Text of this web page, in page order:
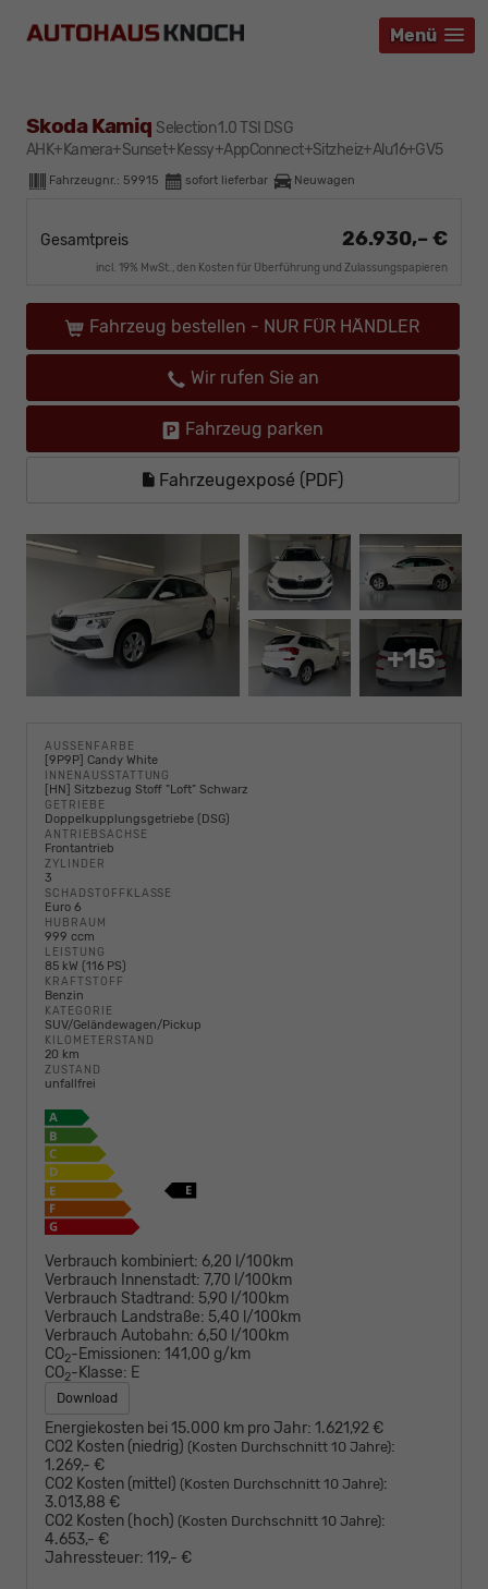
Menü
Menü
Menü
Skoda Kamiq Selection 1.0 TSI DSG
AHK+Kamera+Sunset+Kessy+AppConnect+Sitzheiz+Alu16+GV5
Fahrzeugnr.: 59915 sofort lieferbar Neuwagen
Gesamtpreis 26.930,– €
incl. 19% MwSt., den Kosten für Überführung und Zulassungspapieren
Fahrzeug bestellen - NUR FÜR HÄNDLER
Wir rufen Sie an
Fahrzeug parken
Fahrzeugexposé (PDF)
+15
AUSSENFARBE
[9P9P] Candy White
INNENAUSSTATTUNG
[HN] Sitzbezug Stoff "Loft" Schwarz
GETRIEBE
Doppelkupplungsgetriebe (DSG)
ANTRIEBSACHSE
Frontantrieb
ZYLINDER
3
SCHADSTOFFKLASSE
Euro 6
HUBRAUM
999 ccm
LEISTUNG
85 kW (116 PS)
KRAFTSTOFF
Benzin
KATEGORIE
SUV/Geländewagen/Pickup
KILOMETERSTAND
20 km
ZUSTAND
unfallfrei
Verbrauch kombiniert: 6,20 l/100km
Verbrauch Innenstadt: 7,70 l/100km
Verbrauch Stadtrand: 5,90 l/100km
Verbrauch Landstraße: 5,40 l/100km
Verbrauch Autobahn: 6,50 l/100km
CO2-Emissionen: 141,00 g/km
CO2-Klasse: E
Download
Energiekosten bei 15.000 km pro Jahr: 1.621,92 €
CO2 Kosten (niedrig) (Kosten Durchschnitt 10 Jahre):
1.269,- €
CO2 Kosten (mittel) (Kosten Durchschnitt 10 Jahre):
3.013,88 €
CO2 Kosten (hoch) (Kosten Durchschnitt 10 Jahre):
4.653,- €
Jahressteuer: 119,- €